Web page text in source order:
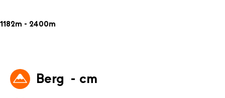
1182m - 2400m
Berg - cm